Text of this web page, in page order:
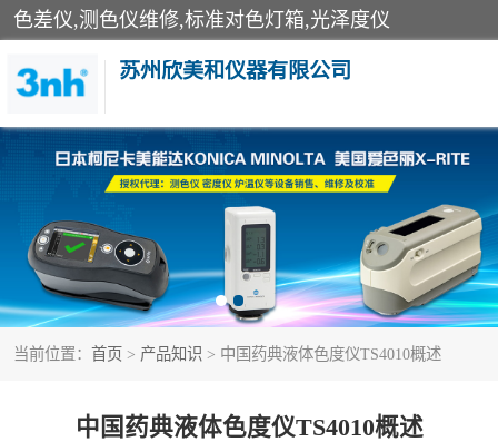
色差仪,测色仪维修,标准对色灯箱,光泽度仪
苏州欣美和仪器有限公司
当前位置： 首页 > 产品知识 > 中国药典液体色度仪TS4010概述
中国药典液体色度仪TS4010概述
3nh色差仪
分光色差仪
美能达色差计
3nh分光测色仪
光泽度仪